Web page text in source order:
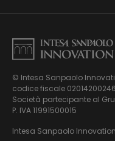
© Intesa Sanpaolo
codice fiscale 02014200246
Società partecipante al
P. IVA 11991500015
Intesa Sanpaolo
Business
Chi siamo
News ed Eventi
Podcast
Virtual Tour
Informativa Privacy
Informativa Privacy
Privacy e Cookie Policy
Mappa del sito
Whistleblowing
Modello di gestione,